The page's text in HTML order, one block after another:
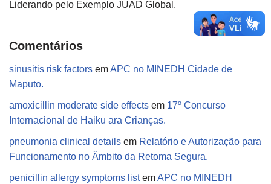
Liderando pelo Exemplo JUAD Global.
Comentários
sinusitis risk factors emAPC no MINEDH Cidade de
Maputo.
amoxicillin moderate side effects em 17º Concurso
Internacional de Haiku ara Crianças.
pneumonia clinical details em Relatório e Autorização para
Funcionamento no Âmbito da Retoma Segura.
penicillin allergy symptoms listemAPC no MINEDH